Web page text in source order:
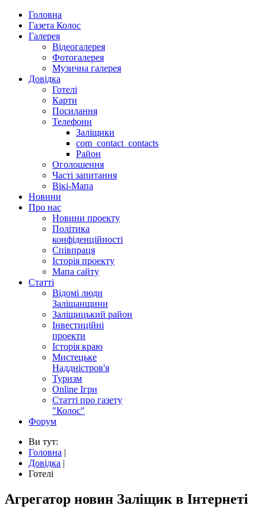
Головна
Газета Колос
Галерея
Відеогалерея
Фотогалерея
Музична галерея
Довідка
Готелі
Карти
Посилання
Телефони
Заліщики
com_contact_contacts
Район
Оголошення
Часті запитання
Вікі-Мапа
Новини
Про нас
Новини проекту
Політика
конфіденційності
Співпраця
Історія проекту
Мапа сайту
Статті
Відомі люди
Заліщанщини
Заліщицький район
Інвестиційні
проекти
Історія краю
Мистецьке
Наддністров'я
Туризм
Online Ігри
Статті про газету
"Колос"
Форум
Ви тут:
Головна |
Довідка |
Готелі
Агрегатор новин Заліщик в Інтернеті